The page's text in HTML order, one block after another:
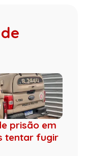
prisão em
tentar fugir